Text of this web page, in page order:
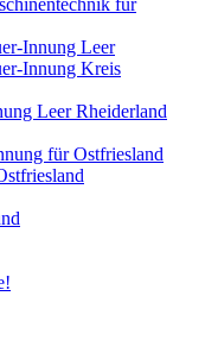
für
Innung Leer
Innung Kreis
Leer Rheiderland
für Ostfriesland